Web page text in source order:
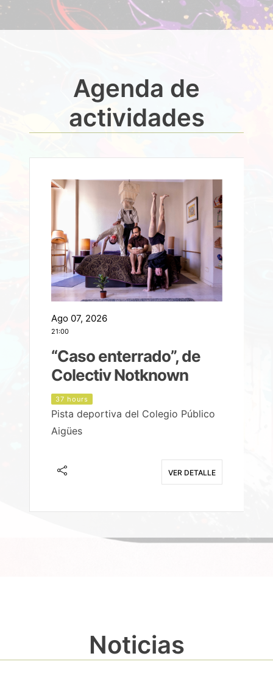
Agenda de
actividades
Ago 07, 2026
21:00
“Caso enterrado”, de
Colectiv Notknown
37 hours
Pista deportiva del Colegio Público
Aigües
VER DETALLE
Noticias